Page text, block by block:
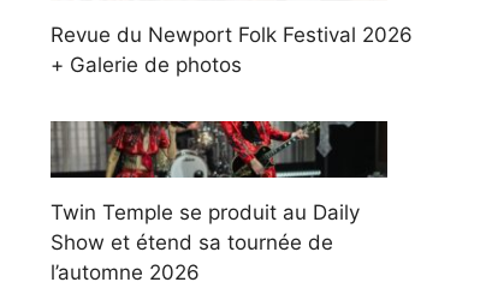
Revue du Newport Folk Festival 2026
+ Galerie de photos
Twin Temple se produit au Daily
Show et étend sa tournée de
l’automne 2026